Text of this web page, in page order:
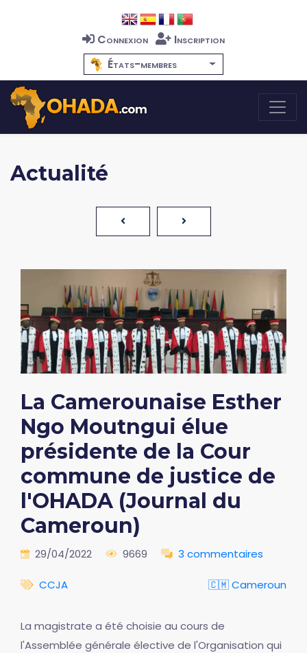
Connexion
Inscription
États-membres
Actualité
La Camerounaise Esther
Ngo Moutngui élue
présidente de la Cour
commune de justice de
l'OHADA (Journal du
Cameroun)
29/04/2022 9669 3 commentaires
🇨🇲 Cameroun
CCJA
La magistrate a été choisie au cours de
l'Assemblée générale élective de l'Organisation qui